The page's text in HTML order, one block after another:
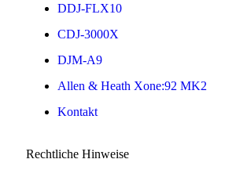
DDJ-FLX10
CDJ-3000X
DJM-A9
Allen & Heath Xone:92 MK2
Kontakt
Rechtliche Hinweise